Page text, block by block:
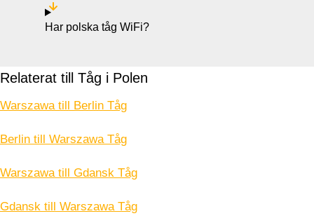
Har polska tåg WiFi?
Relaterat till Tåg i Polen
Warszawa till Berlin Tåg
Berlin till Warszawa Tåg
Warszawa till Gdansk Tåg
Gdansk till Warszawa Tåg